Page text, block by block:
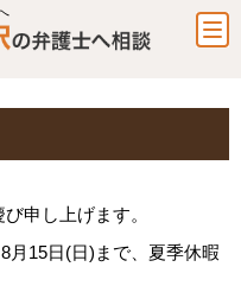
申し上げます。
月15日(日)まで、夏季休暇